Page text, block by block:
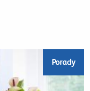
Porady